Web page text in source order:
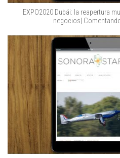
EXPO2020 Dubái: la reapertura
negocios|